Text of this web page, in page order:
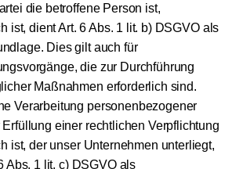
die betroffene Person ist,
ist, dient Art. 6 Abs. 1 lit. b) DSGVO als
Dies gilt auch für
die zur Durchführung
Maßnahmen erforderlich sind.
Verarbeitung personenbezogener
Erfüllung einer rechtlichen Verpflichtung
ist, der unser Unternehmen unterliegt,
Abs. 1 lit. c) DSGVO als